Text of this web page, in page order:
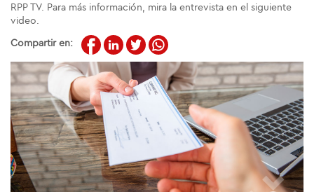
RPP TV. Para más información, mira la entrevista en el siguiente
video.
Compartir en: